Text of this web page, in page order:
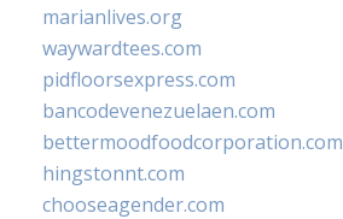
marianlives.org
waywardtees.com
pidfloorsexpress.com
bancodevenezuelaen.com
bettermoodfoodcorporation.com
hingstonnt.com
chooseagender.com